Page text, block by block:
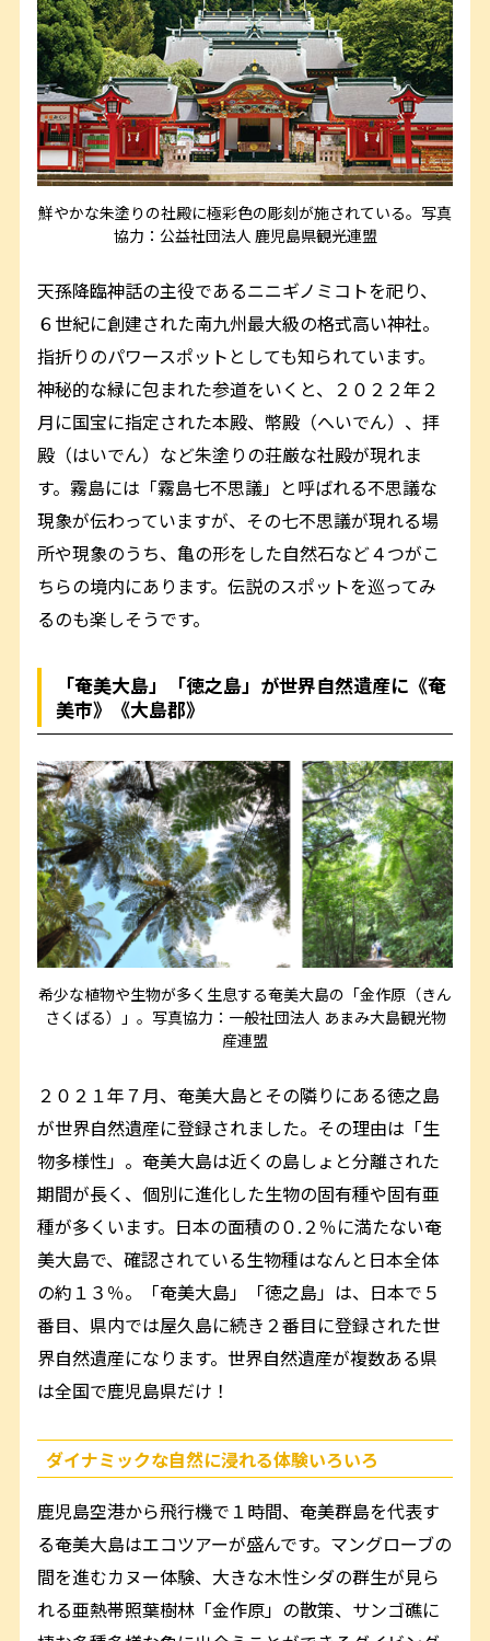
鮮やかな朱塗りの社殿に極彩色の彫刻が施されている。写真
協力：公益社団法人 鹿児島県観光連盟
天孫降臨神話の主役であるニニギノミコトを祀り、
６世紀に創建された南九州最大級の格式高い神社。
指折りのパワースポットとしても知られています。
神秘的な緑に包まれた参道をいくと、２０２２年２
月に国宝に指定された本殿、幣殿（へいでん）、拝
殿（はいでん）など朱塗りの荘厳な社殿が現れま
す。霧島には「霧島七不思議」と呼ばれる不思議な
現象が伝わっていますが、その七不思議が現れる場
所や現象のうち、亀の形をした自然石など４つがこ
ちらの境内にあります。伝説のスポットを巡ってみ
るのも楽しそうです。
「奄美大島」「徳之島」が世界自然遺産に《奄
美市》《大島郡》
希少な植物や生物が多く生息する奄美大島の「金作原（きん
さくばる）」。写真協力：一般社団法人 あまみ大島観光物
産連盟
２０２１年７月、奄美大島とその隣りにある徳之島
が世界自然遺産に登録されました。その理由は「生
物多様性」。奄美大島は近くの島しょと分離された
期間が長く、個別に進化した生物の固有種や固有亜
種が多くいます。日本の面積の０.２％に満たない奄
美大島で、確認されている生物種はなんと日本全体
の約１３％。「奄美大島」「徳之島」は、日本で５
番目、県内では屋久島に続き２番目に登録された世
界自然遺産になります。世界自然遺産が複数ある県
は全国で鹿児島県だけ！
ダイナミックな自然に浸れる体験いろいろ
鹿児島空港から飛行機で１時間、奄美群島を代表す
る奄美大島はエコツアーが盛んです。マングローブの
間を進むカヌー体験、大きな木性シダの群生が見ら
れる亜熱帯照葉樹林「金作原」の散策、サンゴ礁に